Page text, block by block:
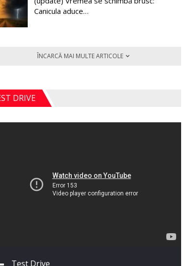
Canicula aduce…
ÎNCARCĂ MAI MULTE ARTICOLE
DRIVE
Test Drive